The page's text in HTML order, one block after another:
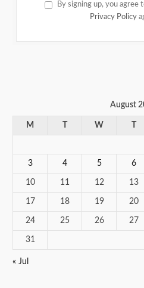
By signing up, you agree
Privacy Policy
August
M W
3 4 5 6
10 11 12 13
17 18 19 20
24 25 26 27
31
« Jul